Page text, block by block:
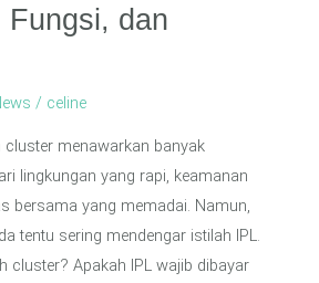
Fungsi, dan
/ celine
menawarkan banyak
lingkungan yang rapi, keamanan
bersama yang memadai. Namun,
tentu sering mendengar istilah IPL.
cluster? Apakah IPL wajib dibayar